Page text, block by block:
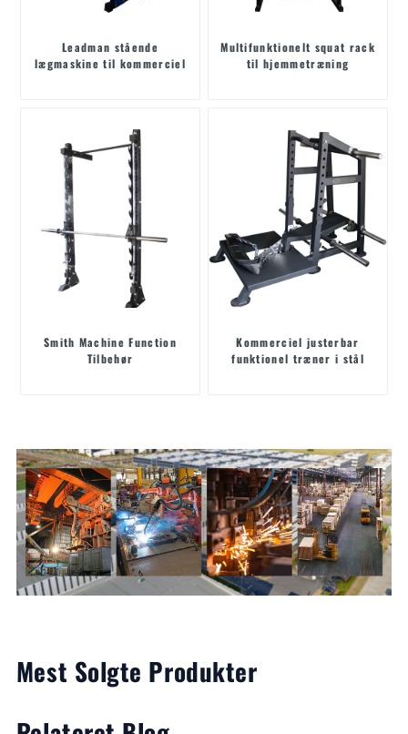
Leadman stående
lægmaskine til kommerciel
Multifunktionelt squat rack
til hjemmetræning
Smith Machine Function
Tilbehør
Kommerciel justerbar
funktionel træner i stål
Mest Solgte Produkter